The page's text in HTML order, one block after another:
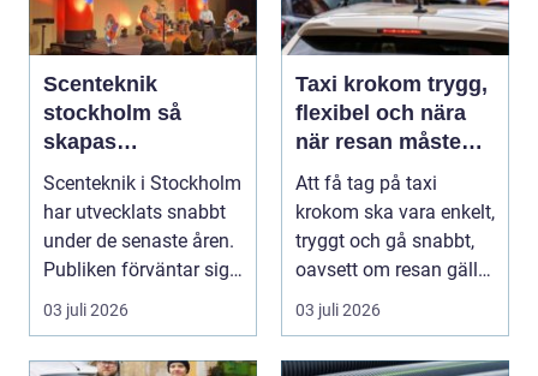
Scenteknik
stockholm så
skapas
minnesvärda
upplevelser på
scen
Scenteknik i Stockholm
har utvecklats snabbt
under de senaste åren.
Publiken förväntar sig i
dag mer...
03 juli 2026
Taxi krokom trygg,
flexibel och nära
när resan måste
fungera
Att få tag på taxi
krokom ska vara enkelt,
tryggt och gå snabbt,
oavsett om resan gäller
jobbet, bar...
03 juli 2026